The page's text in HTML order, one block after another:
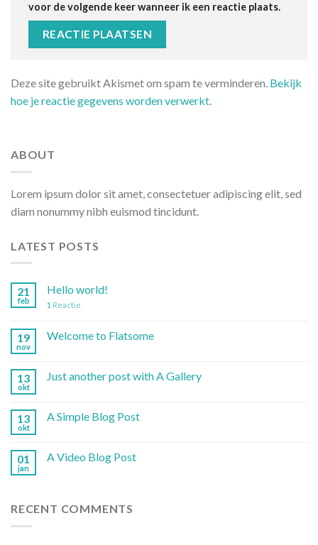
voor de volgende keer wanneer ik een reactie plaats.
Deze site gebruikt Akismet om spam te verminderen. Bekijk
hoe je reactie gegevens worden verwerkt.
ABOUT
Lorem ipsum dolor sit amet, consectetuer adipiscing elit, sed
diam nonummy nibh euismod tincidunt.
LATEST POSTS
21
feb
Hello world!
1 Reactie
19
nov
Welcome to Flatsome
13
okt
Just another post with A Gallery
13
okt
A Simple Blog Post
01
jan
A Video Blog Post
RECENT COMMENTS